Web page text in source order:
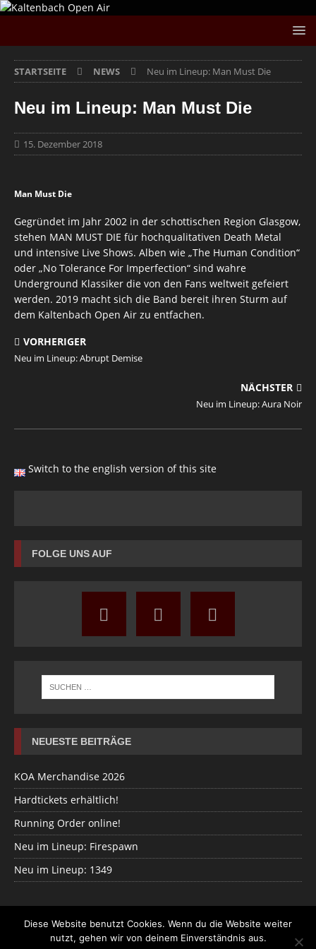
STARTSEITE NEWS Neu im Lineup: Man Must Die
Neu im Lineup: Man Must Die
15. Dezember 2018
Man Must Die
Gegründet im Jahr 2002 in der schottischen Region Glasgow,
stehen MAN MUST DIE für hochqualitativen Death Metal
und intensive Live Shows. Alben wie „The Human Condition“
oder „No Tolerance For Imperfection“ sind wahre
Underground Klassiker die von den Fans weltweit gefeiert
werden. 2019 macht sich die Band bereit ihren Sturm auf
dem Kaltenbach Open Air zu entfachen.
VORHERIGER
Neu im Lineup: Abrupt Demise
NÄCHSTER
Neu im Lineup: Aura Noir
Switch to the english version of this site
FOLGE UNS AUF
NEUESTE BEITRÄGE
KOA Merchandise 2026
Hardtickets erhältlich!
Running Order online!
Neu im Lineup: Firespawn
Neu im Lineup: 1349
Diese Website benutzt Cookies. Wenn du die Website weiter
nutzt, gehen wir von deinem Einverständnis aus.